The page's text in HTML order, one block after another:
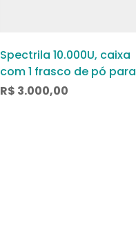
Spectrila 10.000U, caixa
com 1 frasco de pó para
solução de uso
R$ 3.000,00